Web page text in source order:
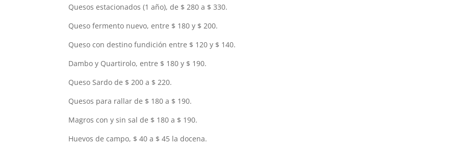
Quesos estacionados (1 año), de $ 280 a $ 330.
Queso fermento nuevo, entre $ 180 y $ 200.
Queso con destino fundición entre $ 120 y $ 140.
Dambo y Quartirolo, entre $ 180 y $ 190.
Queso Sardo de $ 200 a $ 220.
Quesos para rallar de $ 180 a $ 190.
Magros con y sin sal de $ 180 a $ 190.
Huevos de campo, $ 40 a $ 45 la docena.